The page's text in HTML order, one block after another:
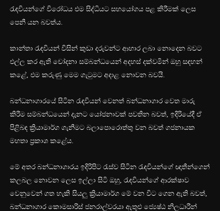
රැඳවියන්ගේ විරෝධය එම සිද්ධියට සහයෝගය පළ කිරීමක් ලෙස
පෙනී යන බවත්ය.
කාන්තා රැඳවියන් විසින් කුඩා දරුවන්ට ආහාර ලබා නොදෙන බවට
එල්ල කර ඇති චෝදනා සම්බන්ධයෙන් අදහස් දක්වමින් ඔහු සඳහන්
කළේ, එම කරුණු මෙම ගැටුමට අදාළ නොවන බවයි.
බන්ධනාගාරයේ සිටින රැඳවියන් වෙනත් බන්ධනාගාර වෙත මාරු
කිරීම සම්බන්ධයෙන් දැනට යෝජනාවක් පවතින බවත්, ඉදිරියේදී ඒ
පිළිබඳ ක්‍රියාමාර්ග ගැනීමට බලාපොරොත්තු වන බවත් ගජනායක
මහතා ප්‍රකාශ කළේය.
මේ අතර බන්ධනාගාරය ඉදිරිපිට රැස්ව සිටින රැඳවියන්ගේ ඥාතීන්ගෙන්
කලබල නොවන ලෙස ඉල්ලා සිටි ඔහු, රැඳවියන්ගේ ආරක්ෂාව
වෙනුවෙන් ගත හැකි සියලු ක්‍රියාමාර්ග මේ වන විට ගෙන ඇති බවත්,
බන්ධනාගාර කොමසාරිස් ජනරාල්වරයා ඇතුළු ජ්‍යෙෂ්ඨ නිලධාරීන්